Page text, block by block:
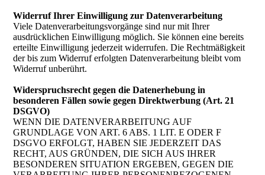
Widerruf Ihrer Einwilligung zur Datenverarbeitung
Viele Datenverarbeitungsvorgänge sind nur mit Ihrer
ausdrücklichen Einwilligung möglich. Sie können eine bereits
erteilte Einwilligung jederzeit widerrufen. Die Rechtmäßigkeit
der bis zum Widerruf erfolgten Datenverarbeitung bleibt vom
Widerruf unberührt.
Widerspruchsrecht gegen die Datenerhebung in
besonderen Fällen sowie gegen Direktwerbung (Art. 21
DSGVO)
WENN DIE DATENVERARBEITUNG AUF
GRUNDLAGE VON ART. 6 ABS. 1 LIT. E ODER F
DSGVO ERFOLGT, HABEN SIE JEDERZEIT DAS
RECHT, AUS GRÜNDEN, DIE SICH AUS IHRER
BESONDEREN SITUATION ERGEBEN, GEGEN DIE